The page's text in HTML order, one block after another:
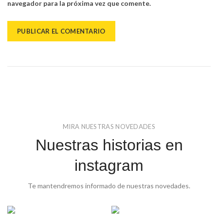
navegador para la próxima vez que comente.
MIRA NUESTRAS NOVEDADES
Nuestras historias en
instagram
Te mantendremos informado de nuestras novedades.